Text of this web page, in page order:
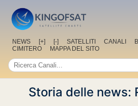
NEWS [+] [-] SATELLITI CANALI
CIMITERO
MAPPA DEL SITO
Storia delle news: